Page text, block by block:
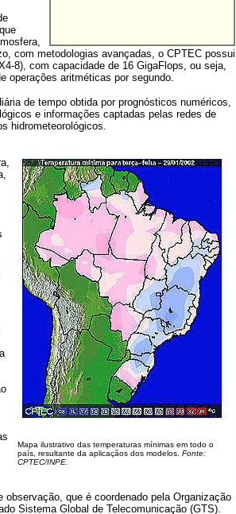
com metodologias avançadas, o CPTEC possui
8), com capacidade de 16 GigaFlops, ou seja,
operações aritméticas por segundo.
de tempo obtida por prognósticos numéricos,
e informações captadas pelas redes de
hidrometeorológicos.
Mapa ilustrativo das temperaturas mínimas em todo o
país, resultante da aplicaçãos dos modelos. Fonte:
CPTEC/INPE.
que é coordenado pela Organização
Sistema Global de Telecomunicação (GTS).